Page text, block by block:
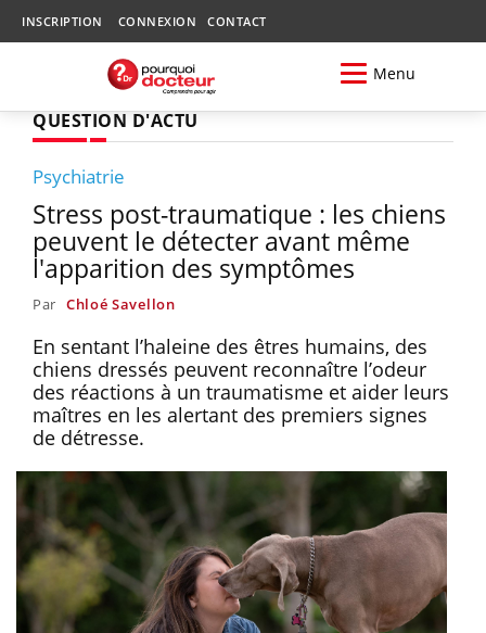
INSCRIPTION CONNEXION CONTACT
Menu
QUESTION D'ACTU
Psychiatrie
Stress post-traumatique : les chiens
peuvent le détecter avant même
l'apparition des symptômes
Par Chloé Savellon
En sentant l’haleine des êtres humains, des
chiens dressés peuvent reconnaître l’odeur
des réactions à un traumatisme et aider leurs
maîtres en les alertant des premiers signes
de détresse.